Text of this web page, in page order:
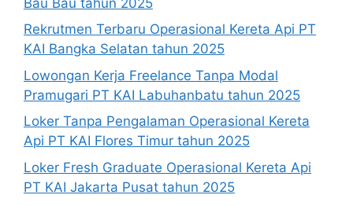
Rekrutmen Terbaru Operasional Kereta Api PT
KAI Bangka Selatan tahun 2025
Lowongan Kerja Freelance Tanpa Modal
Pramugari PT KAI Labuhanbatu tahun 2025
Loker Tanpa Pengalaman Operasional Kereta
Api PT KAI Flores Timur tahun 2025
Loker Fresh Graduate Operasional Kereta Api
PT KAI Jakarta Pusat tahun 2025